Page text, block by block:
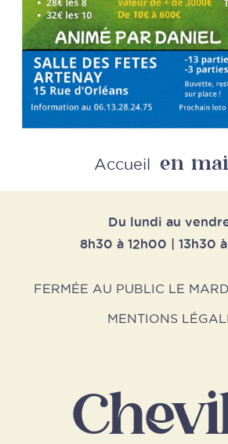
Retour
Accueil en
Du lundi au
8h30 à 12h00 | 13h30
FERMÉE AU PUBLIC LE
MENTIONS